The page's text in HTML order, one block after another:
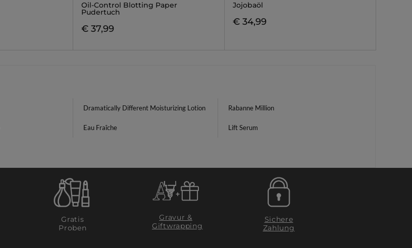
Oil-Control Blotting Paper
Pudertuch
€ 37,99
Jojobaöl
€ 34,99
Dramatically Different Moisturizing Lotion Rabanne Million
Eau Fraîche Lift Serum
Gratis
Proben
Gravur &
Giftwrapping
Sichere
Zahlung